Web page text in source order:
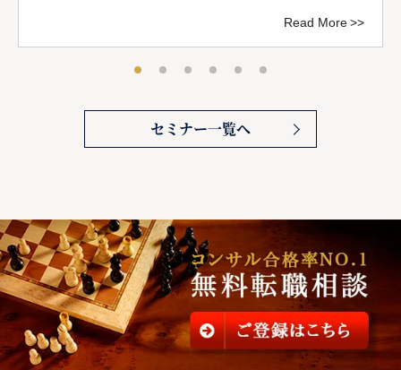
Read More
セミナー一覧へ